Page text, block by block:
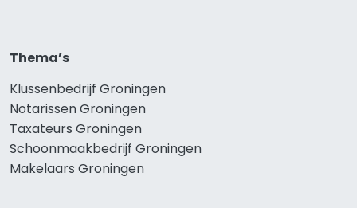
Thema’s
Klussenbedrijf Groningen
Notarissen Groningen
Taxateurs Groningen
Schoonmaakbedrijf Groningen
Makelaars Groningen